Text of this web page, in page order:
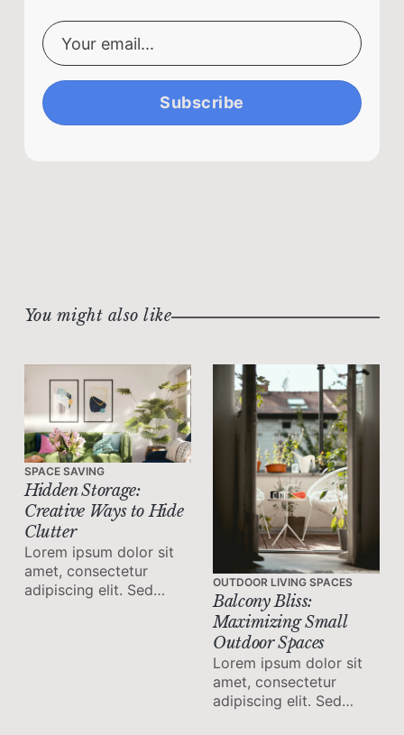
Subscribe
You might also like
SPACE SAVING
Hidden Storage:
Creative Ways to Hide
Clutter
Lorem ipsum dolor sit
amet, consectetur
adipiscing elit. Sed
OUTDOOR LIVING SPACES
Balcony Bliss:
Maximizing Small
Outdoor Spaces
Lorem ipsum dolor sit
amet, consectetur
adipiscing elit. Sed